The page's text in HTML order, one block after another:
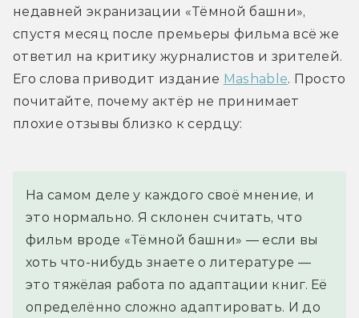
недавней экранизации «Тёмной башни»,
спустя месяц после премьеры фильма всё же
ответил на критику журналистов и зрителей.
Его слова приводит издание Mashable. Просто
почитайте, почему актёр не принимает
плохие отзывы близко к сердцу:
На самом деле у каждого своё мнение, и
это нормально. Я склонен считать, что
фильм вроде «Тёмной башни» — если вы
хоть что-нибудь знаете о литературе —
это тяжёлая работа по адаптации книг. Её
определённо сложно адаптировать. И до